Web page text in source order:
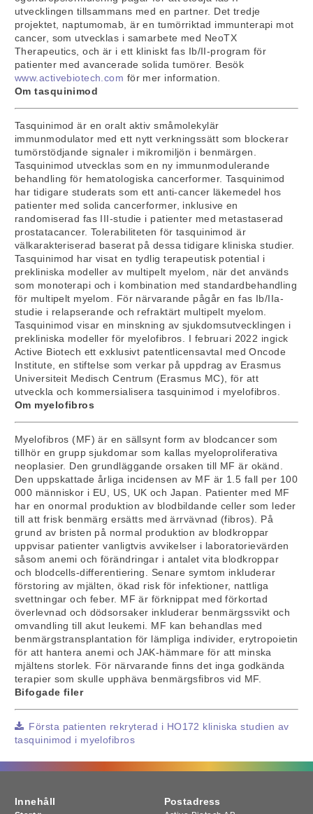
utvecklingen tillsammans med en partner. Det tredje
projektet, naptumomab, är en tumörriktad immunterapi mot
cancer, som utvecklas i samarbete med NeoTX
Therapeutics, och är i ett kliniskt fas Ib/II-program för
patienter med avancerade solida tumörer. Besök
www.activebiotech.com för mer information.
Om tasquinimod
Tasquinimod är en oralt aktiv småmolekylär
immunmodulator med ett nytt verkningssätt som blockerar
tumörstödjande signaler i mikromiljön i benmärgen.
Tasquinimod utvecklas som en ny immunmodulerande
behandling för hematologiska cancerformer. Tasquinimod
har tidigare studerats som ett anti-cancer läkemedel hos
patienter med solida cancerformer, inklusive en
randomiserad fas III-studie i patienter med metastaserad
prostatacancer. Tolerabiliteten för tasquinimod är
välkarakteriserad baserat på dessa tidigare kliniska studier.
Tasquinimod har visat en tydlig terapeutisk potential i
prekliniska modeller av multipelt myelom, när det används
som monoterapi och i kombination med standardbehandling
för multipelt myelom. För närvarande pågår en fas Ib/IIa-
studie i relapserande och refraktärt multipelt myelom.
Tasquinimod visar en minskning av sjukdomsutvecklingen i
prekliniska modeller för myelofibros. I februari 2022 ingick
Active Biotech ett exklusivt patentlicensavtal med Oncode
Institute, en stiftelse som verkar på uppdrag av Erasmus
Universiteit Medisch Centrum (Erasmus MC), för att
utveckla och kommersialisera tasquinimod i myelofibros.
Om myelofibros
Myelofibros (MF) är en sällsynt form av blodcancer som
tillhör en grupp sjukdomar som kallas myeloproliferativa
neoplasier. Den grundläggande orsaken till MF är okänd.
Den uppskattade årliga incidensen av MF är 1.5 fall per 100
000 människor i EU, US, UK och Japan. Patienter med MF
har en onormal produktion av blodbildande celler som leder
till att frisk benmärg ersätts med ärrvävnad (fibros). På
grund av bristen på normal produktion av blodkroppar
uppvisar patienter vanligtvis avvikelser i laboratorievärden
såsom anemi och förändringar i antalet vita blodkroppar
och blodcells-differentiering. Senare symtom inkluderar
förstoring av mjälten, ökad risk för infektioner, nattliga
svettningar och feber. MF är förknippat med förkortad
överlevnad och dödsorsaker inkluderar benmärgssvikt och
omvandling till akut leukemi. MF kan behandlas med
benmärgstransplantation för lämpliga individer, erytropoietin
för att hantera anemi och JAK-hämmare för att minska
mjältens storlek. För närvarande finns det inga godkända
terapier som skulle upphäva benmärgsfibros vid MF.
Bifogade filer
Första patienten rekryterad i HO172 kliniska studien av
tasquinimod i myelofibros
Innehåll Postadress